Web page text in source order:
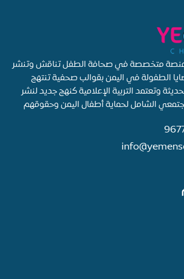
منصة متخصصة في صحافة الطفل تناقش وتنشر
الطفولة في اليمن بقوالب صحفية تنتهج
وتعتمد التربية الإعلامية كنهج جديد لنشر
الشامل لحماية أطفال اليمن وحقوقهم